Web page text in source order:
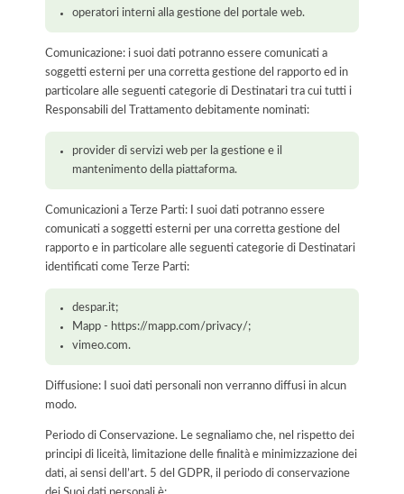
operatori interni alla gestione del portale web.
Comunicazione: i suoi dati potranno essere comunicati a
soggetti esterni per una corretta gestione del rapporto ed in
particolare alle seguenti categorie di Destinatari tra cui tutti i
Responsabili del Trattamento debitamente nominati:
provider di servizi web per la gestione e il
mantenimento della piattaforma.
Comunicazioni a Terze Parti: I suoi dati potranno essere
comunicati a soggetti esterni per una corretta gestione del
rapporto e in particolare alle seguenti categorie di Destinatari
identificati come Terze Parti:
despar.it;
Mapp - https://mapp.com/privacy/;
vimeo.com.
Diffusione: I suoi dati personali non verranno diffusi in alcun
modo.
Periodo di Conservazione. Le segnaliamo che, nel rispetto dei
principi di liceità, limitazione delle finalità e minimizzazione dei
dati, ai sensi dell’art. 5 del GDPR, il periodo di conservazione